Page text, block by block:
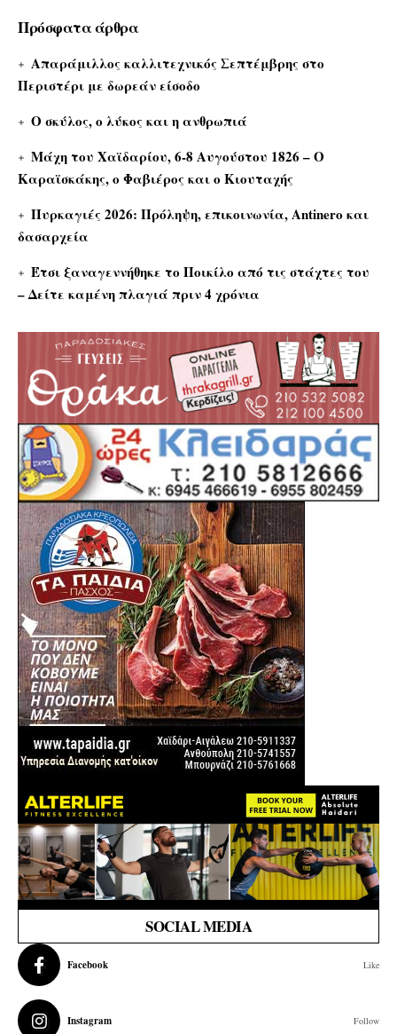
Πρόσφατα άρθρα
Απαράμιλλος καλλιτεχνικός Σεπτέμβρης στο
Περιστέρι με δωρεάν είσοδο
Ο σκύλος, ο λύκος και η ανθρωπιά
Μάχη του Χαϊδαρίου, 6-8 Αυγούστου 1826 – Ο
Καραϊσκάκης, ο Φαβιέρος και ο Κιουταχής
Πυρκαγιές 2026: Πρόληψη, επικοινωνία, Antinero και
δασαρχεία
Έτσι ξαναγεννήθηκε το Ποικίλο από τις στάχτες του
– Δείτε καμένη πλαγιά πριν 4 χρόνια
SOCIAL MEDIA
Facebook Like
Instagram Follow